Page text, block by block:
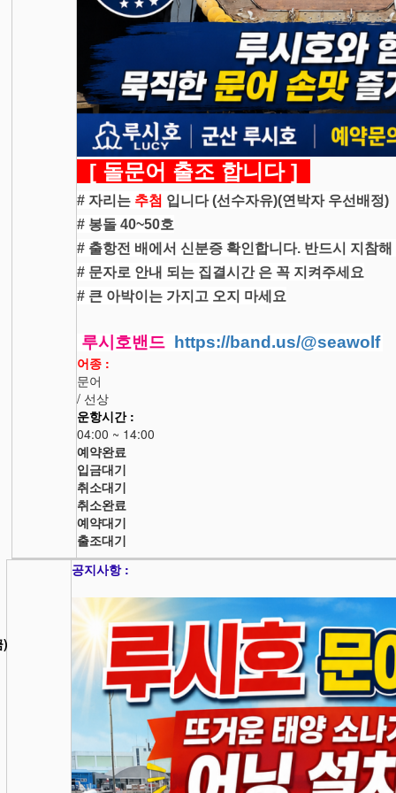
[ 돌문어 출조 합니다 ]
# 자리는 추첨 입니다 (선수자유)(연박자 우선배정)
# 봉돌 40~50호
# 출항전 배에서 신분증 확인합니다. 반드시 지참해
# 문자로 안내 되는 집결시간 은 꼭 지켜주세요
# 큰 아박이는 가지고 오지 마세요
루시호밴드 https://band.us/@seawolf
어종 :
문어
/ 선상
운항시간 :
04:00 ~ 14:00
예약완료
입금대기
취소대기
취소완료
예약대기
출조대기
)
공지사항 :